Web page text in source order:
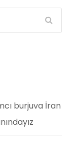
burjuva İran